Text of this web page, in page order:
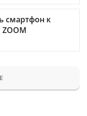
смартфон к
ZOOM